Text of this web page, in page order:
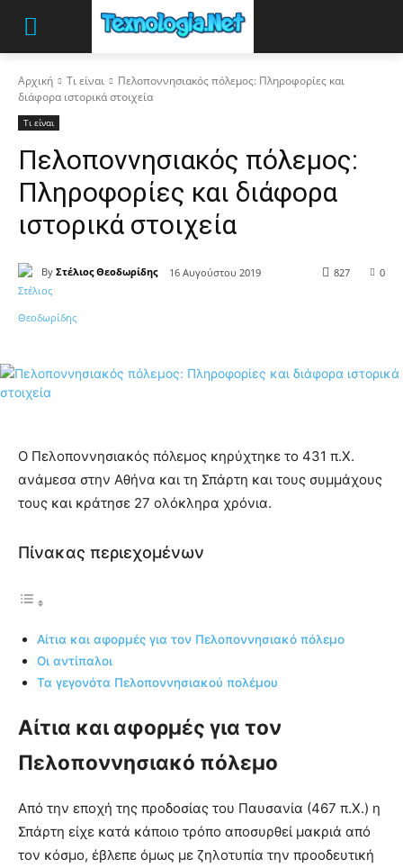
Αρχική Τι είναι
Πελοποννησιακός πόλεμος: Πληροφορίες και
διάφορα ιστορικά στοιχεία
Τι είναι
Πελοποννησιακός πόλεμος:
Πληροφορίες και διάφορα
ιστορικά στοιχεία
By Στέλιος Θεοδωρίδης 16 Αυγούστου 2019 0
827
Ο Πελοποννησιακός πόλεμος κηρύχτηκε το 431 π.Χ.
ανάμεσα στην Αθήνα και τη Σπάρτη και τους συμμάχους
τους και κράτησε 27 ολόκληρα χρόνια.
Πίνακας περιεχομένων
Αίτια και αφορμές για τον Πελοποννησιακό πόλεμο
Οι αντίπαλοι
Τα γεγονότα Πελοποννησιακού πολέμου
Αίτια και αφορμές για τον
Πελοποννησιακό πόλεμο
Από την εποχή της προδοσίας του Παυσανία (467 π.Χ.) η
Σπάρτη είχε κατά κάποιο τρόπο αποσυρθεί μακριά από
τον κόσμο, έβλεπε όμως με ζηλοτυπία την προοδευτική